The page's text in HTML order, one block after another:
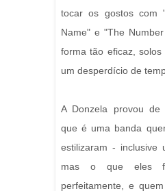
tocar os gostos com
Name" e "The
forma tão eficaz,
um desperdício de
A Donzela provou de
que é uma banda
estilizaram - inclusive
mas o que eles
perfeitamente, e